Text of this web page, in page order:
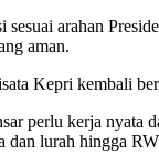
sesuai arahan
aman.
Kepri kembali
perlu kerja nyata
dan lurah hingga